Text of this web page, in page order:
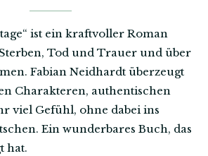
ist ein kraftvoller Roman
Tod und Trauer und über
Fabian Neidhardt überzeugt
Charakteren, authentischen
viel Gefühl, ohne dabei ins
Ein wunderbares Buch, das
hat.